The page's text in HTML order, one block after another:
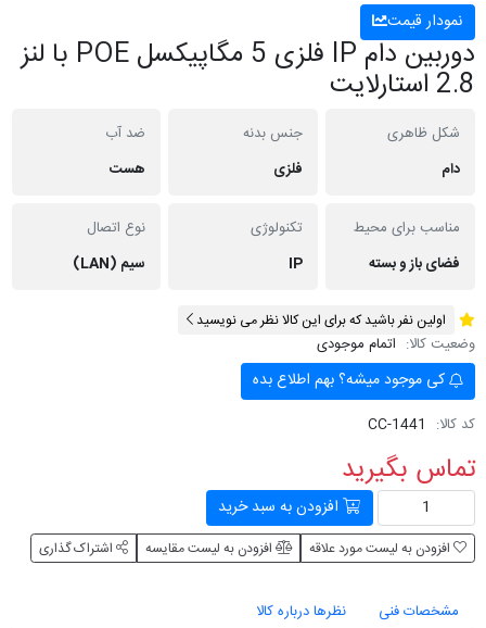
نمودار قیمت
دوربین دام IP فلزی 5 مگاپیکسل POE با لنز
2.8 استارلایت
شکل ظاهری
دام
جنس بدنه
فلزی
ضد آب
هست
مناسب برای محیط
فضای باز و بسته
تکنولوژی
IP
نوع اتصال
سیم (LAN)
اولین نفر باشید که برای این کالا نظر می نویسید
وضعیت کالا: اتمام موجودی
کی موجود میشه؟ بهم اطلاع بده
کد کالا: CC-1441
تماس بگیرید
افزودن به سبد خرید
افزودن به لیست مورد علاقه افزودن به لیست مقایسه اشتراک گذاری
مشخصات فنی نظرها درباره کالا